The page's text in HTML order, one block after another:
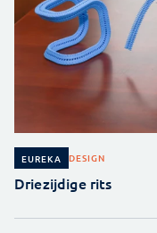
EUREKA DESIGN
Driezijdige rits